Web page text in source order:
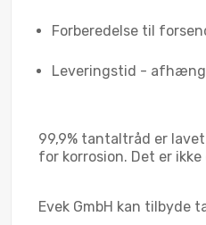
Forberedelse til
Leveringstid -
99,9% tantaltråd er
for korrosion. Det er
Evek GmbH kan tilbyde